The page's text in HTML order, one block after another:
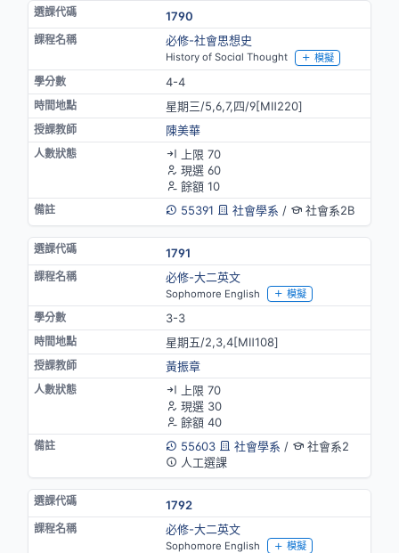
1790
必修-社會思想史
History of Social Thought 模擬
4-4
星期三/5,6,7,四/9[MⅡ220]
陳美華
上限 70
現選 60
餘額 10
55391
社會學系 / 社會系2B
1791
必修-大二英文
Sophomore English 模擬
3-3
星期五/2,3,4[MⅡ108]
黃振章
上限 70
現選 30
餘額 40
55603
社會學系 /
社會系2
人工選課
1792
必修-大二英文
Sophomore English 模擬